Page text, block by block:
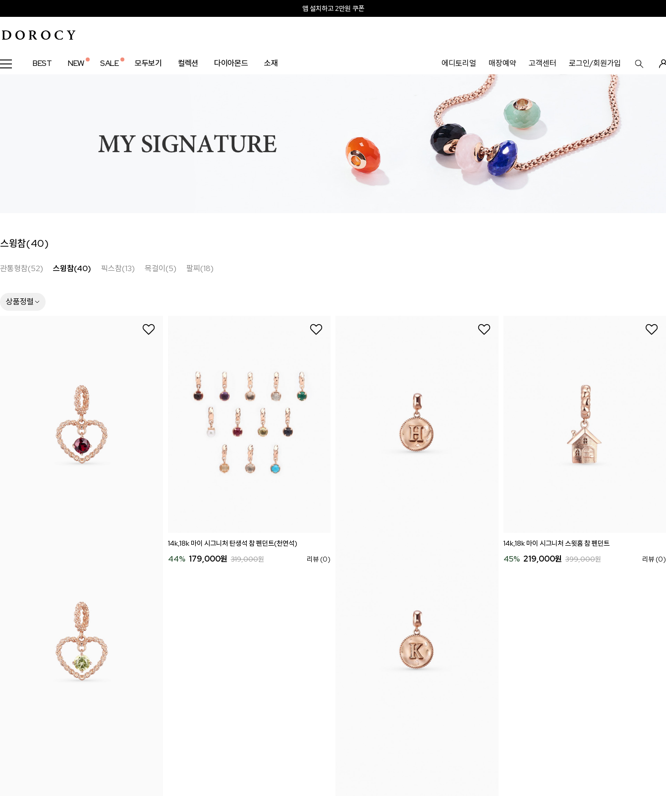
앱 설치하고 2만원 쿠폰
BEST NEW SALE 모두보기 컬렉션 다이아몬드 소재 에디토리얼 매장예약 고객센터 로그인/회원가입
스윙참(40)
관통형참(52) 스윙참(40) 픽스참(13) 목걸이(5) 팔찌(18)
상품정렬
14k,18k 마이 시그니처 탄생석 참 펜던트(천연석)
44% 179,000원 319,000원 리뷰 (0)
14k,18k 마이 시그니처 스윗홈 참 펜던트
45% 219,000원 399,000원 리뷰 (0)